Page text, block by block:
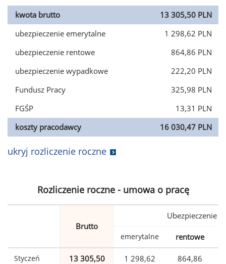
kwota brutto
13 305,50 PLN
ubezpieczenie emerytalne
1 298,62 PLN
ubezpieczenie rentowe
864,86 PLN
ubezpieczenie wypadkowe
222,20 PLN
Fundusz Pracy
325,98 PLN
FGŚP
13,31 PLN
koszty pracodawcy
16 030,47 PLN
ukryj rozliczenie roczne
Rozliczenie roczne - umowa o pracę
Brutto
Ubezpieczenie
emerytalne rentowe
Styczeń 13 305,50 1 298,62 864,86